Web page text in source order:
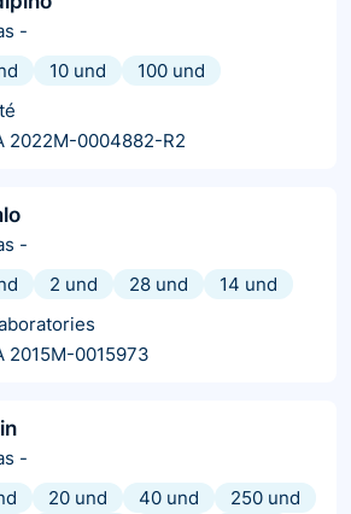
-
10 und
100 und
2022M-0004882-R2
-
2 und 28 und
14 und
2015M-0015973
-
20 und 40 und
250 und